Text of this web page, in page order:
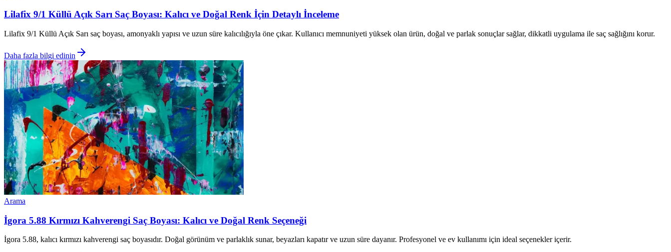
Lilafix 9/1 Küllü Açık Sarı Saç Boyası: Kalıcı ve Doğal Renk İçin Detaylı İnceleme
Lilafix 9/1 Küllü Açık Sarı saç boyası, amonyaklı yapısı ve uzun süre kalıcılığıyla öne çıkar. Kullanıcı memnuniyeti yüksek olan ürün, doğal ve parlak sonuçlar sağlar, dikkatli uygulama ile saç sağlığını korur.
Daha fazla bilgi edinin
Arama
İgora 5.88 Kırmızı Kahverengi Saç Boyası: Kalıcı ve Doğal Renk Seçeneği
İgora 5.88, kalıcı kırmızı kahverengi saç boyasıdır. Doğal görünüm ve parlaklık sunar, beyazları kapatır ve uzun süre dayanır. Profesyonel ve ev kullanımı için ideal seçenekler içerir.